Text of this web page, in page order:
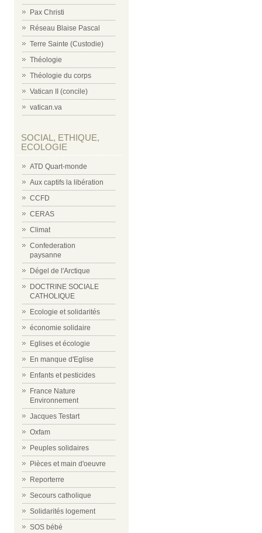
Pax Christi
Réseau Blaise Pascal
Terre Sainte (Custodie)
Théologie
Théologie du corps
Vatican II (concile)
vatican.va
SOCIAL, ETHIQUE,
ECOLOGIE
ATD Quart-monde
Aux captifs la libération
CCFD
CERAS
Climat
Confederation
paysanne
Dégel de l'Arctique
DOCTRINE SOCIALE
CATHOLIQUE
Ecologie et solidarités
économie solidaire
Eglises et écologie
En manque d'Eglise
Enfants et pesticides
France Nature
Environnement
Jacques Testart
Oxfam
Peuples solidaires
Pièces et main d'oeuvre
Reporterre
Secours catholique
Solidarités logement
SOS bébé